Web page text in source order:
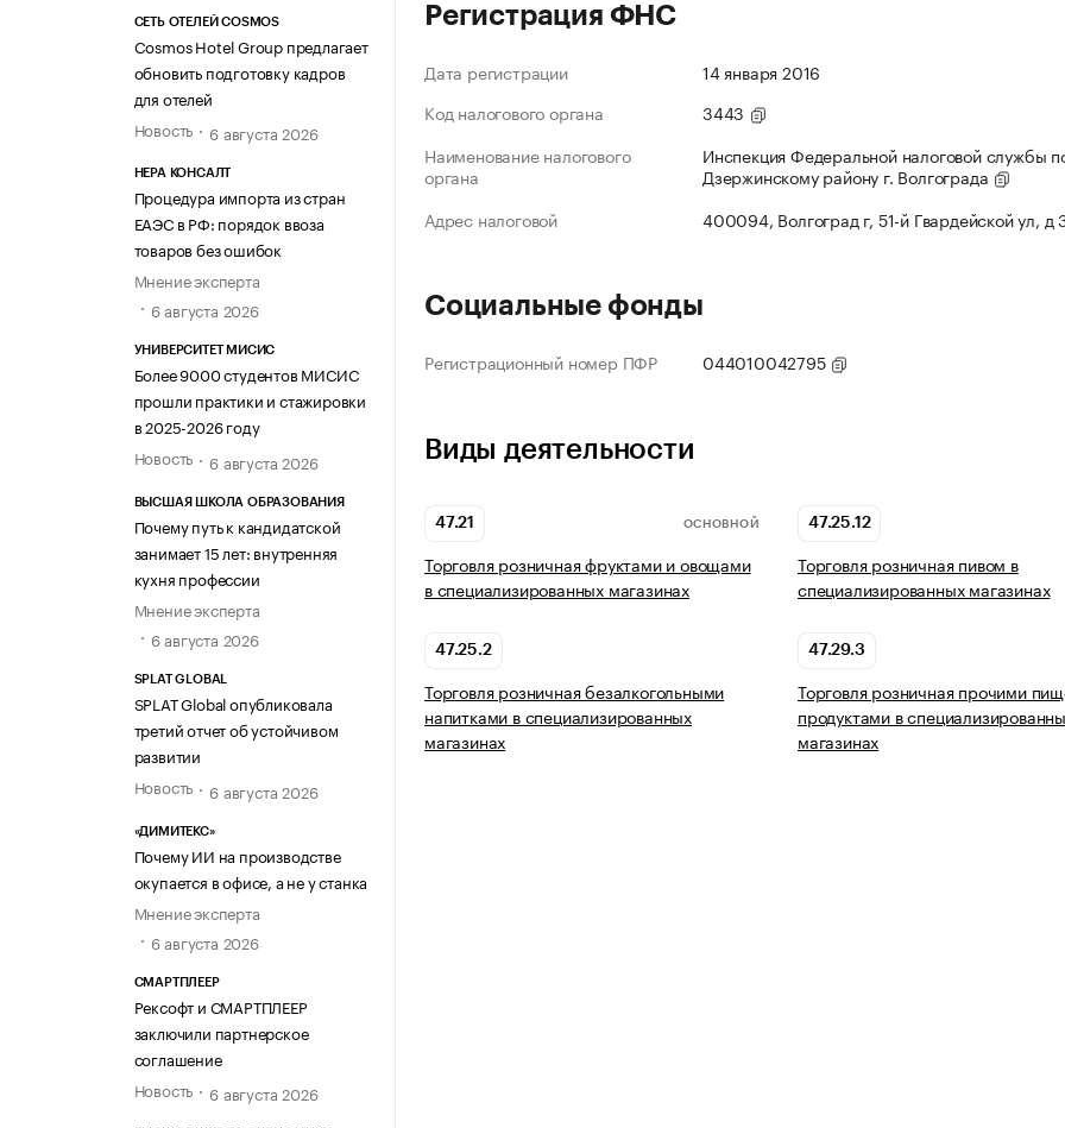
СЕТЬ ОТЕЛЕЙ COSMOS
Cosmos Hotel Group предлагает
обновить подготовку кадров
для отелей
Новость
6 августа 2026
НЕРА КОНСАЛТ
Процедура импорта из стран
ЕАЭС в РФ: порядок ввоза
товаров без ошибок
Мнение эксперта
6 августа 2026
УНИВЕРСИТЕТ МИСИС
Более 9000 студентов МИСИС
прошли практики и стажировки
в 2025-2026 году
Новость
6 августа 2026
ВЫСШАЯ ШКОЛА ОБРАЗОВАНИЯ
Почему путь к кандидатской
занимает 15 лет: внутренняя
кухня профессии
Мнение эксперта
6 августа 2026
SPLAT GLOBAL
SPLAT Global опубликовала
третий отчет об устойчивом
развитии
Новость
6 августа 2026
«ДИМИТЕКС»
Почему ИИ на производстве
окупается в офисе, а не у станка
Мнение эксперта
6 августа 2026
СМАРТПЛЕЕР
Рексофт и СМАРТПЛЕЕР
заключили партнерское
соглашение
Новость
6 августа 2026
Регистрация ФНС
Дата регистрации
14 января 2016
Код налогового органа
3443
Наименование налогового
органа
Инспекция Федеральной налоговой службы
Дзержинскому району г. Волгограда
Адрес налоговой
400094, Волгоград г, 51-й Гвардейской ул, д
Социальные фонды
Регистрационный номер ПФР 044010042795
Виды деятельности
47.21 ОСНОВНОЙ
Торговля розничная фруктами и овощами
в специализированных магазинах
47.25.12
Торговля розничная пивом в
специализированных магазинах
47.25.2
Торговля розничная безалкогольными
напитками в специализированных
магазинах
47.29.3
Торговля розничная прочими
продуктами в
магазинах